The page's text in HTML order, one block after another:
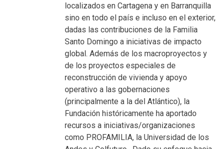
localizados en Cartagena y en Barranquilla
sino en todo el país e incluso en el exterior,
dadas las contribuciones de la Familia
Santo Domingo a iniciativas de impacto
global. Además de los macroproyectos y
de los proyectos especiales de
reconstrucción de vivienda y apoyo
operativo a las gobernaciones
(principalmente a la del Atlántico), la
Fundación históricamente ha aportado
recursos a iniciativas/organizaciones
como PROFAMILIA, la Universidad de los